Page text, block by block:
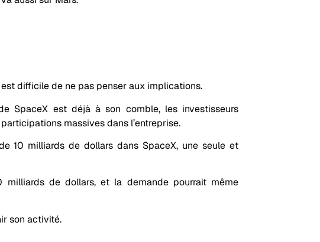
difficile de ne pas penser aux implications.
SpaceX est déjà à son comble, les investisseurs
massives dans l’entreprise.
10 milliards de dollars dans SpaceX, une seule et
de dollars, et la demande pourrait même
son activité.